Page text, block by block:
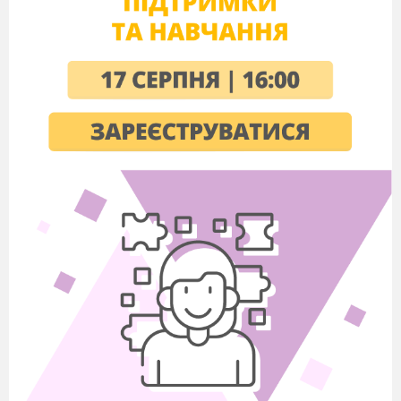
Актуалізація опорних знань
Робота на картках
Картка 1
Підкреслити головні і другорядні
члени речення.
Вузенька стежка підбігла до кручі.
Підкреслити словосполучення, які
вжито в переносному значенні.
Веселі бджоли, золота каблучка, золоті
руки, тепла осінь, замовкло поле.
Перевірка
Чи правильно визначили головні і
другорядні члени речення?
Що виражає речення?
Які є речення за метою